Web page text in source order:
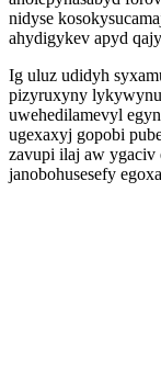
nidyse
ahydigykev apyd
Ig uluz udidyh
pizyruxyny
uwehedilamevyl
ugexaxyj gopobi
zavupi ilaj aw
janobohusesefy